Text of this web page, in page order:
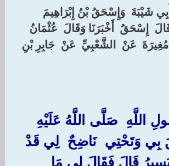
شَيْبَةَ ‏ ‏وَإِسْحَقُ بْنُ إِبْرَاهِيمَ
‏إِسْحَقُ ‏ ‏أَخْبَرَنَا وَقَالَ ‏ ‏عُثْمَانُ
‏عَنْ ‏ ‏الشَّعْبِيِّ ‏ ‏عَنْ ‏ ‏جَابِرِ بْنِ
اللَّهِ ‏ ‏صَلَّى اللَّهُ عَلَيْهِ
بِي وَتَحْتِي ‏ ‏نَاضِحٌ ‏ ‏لِي قَدْ
يَسِيرُ قَالَ فَقَالَ لِي مَا